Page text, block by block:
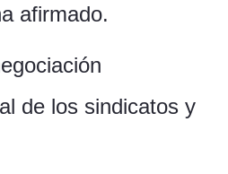
afirmado.
de los sindicatos y